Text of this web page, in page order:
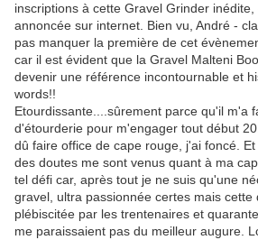
inscriptions à cette Gravel Grinder
annoncée sur internet. Bien vu, André -
pas manquer la première de cet
car il est évident que la Gravel Malteni
devenir une référence incontournable et
words!!
Etourdissante....sûrement parce qu'il m'a
d'étourderie pour m'engager tout début
dû faire office de cape rouge, j'ai foncé. Et
des doutes me sont venus quant à ma
tel défi car, après tout je ne suis qu'une
gravel, ultra passionnée certes mais cette
plébiscitée par les trentenaires et
me paraissaient pas du meilleur augure.